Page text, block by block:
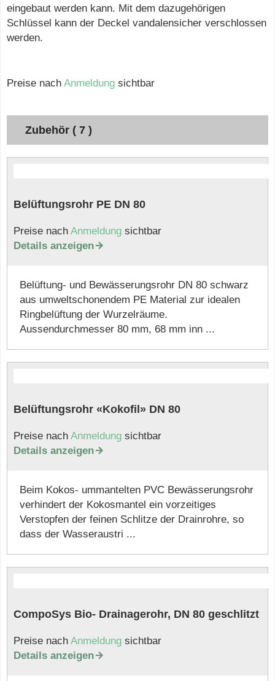
eingebaut werden kann. Mit dem dazugehörigen
Schlüssel kann der Deckel vandalensicher verschlossen
werden.
Preise nach Anmeldung sichtbar
Zubehör ( 7 )
Belüftungsrohr PE DN 80
Preise nach Anmeldung sichtbar
Details anzeigen
Belüftung- und Bewässerungsrohr DN 80 schwarz
aus umweltschonendem PE Material zur idealen
Ringbelüftung der Wurzelräume.
Aussendurchmesser 80 mm, 68 mm inn ...
Belüftungsrohr «Kokofil» DN 80
Preise nach Anmeldung sichtbar
Details anzeigen
Beim Kokos- ummantelten PVC Bewässerungsrohr
verhindert der Kokosmantel ein vorzeitiges
Verstopfen der feinen Schlitze der Drainrohre, so
dass der Wasseraustri ...
CompoSys Bio- Drainagerohr, DN 80 geschlitzt
Preise nach Anmeldung sichtbar
Details anzeigen